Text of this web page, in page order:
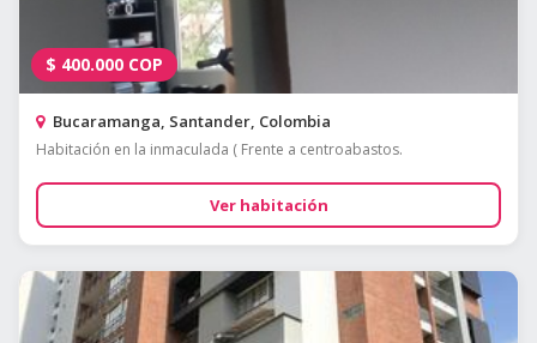
$ 400.000 COP
Bucaramanga, Santander, Colombia
Habitación en la inmaculada ( Frente a centroabastos.
Ver habitación